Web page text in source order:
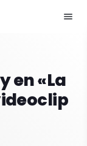
menu
en «La